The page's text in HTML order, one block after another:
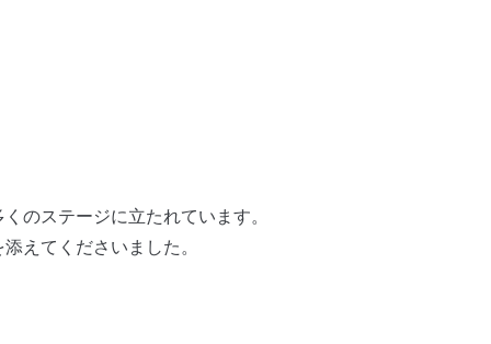
のステージに立たれています。
えてくださいました。